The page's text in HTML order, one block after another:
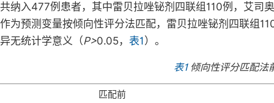
共纳入477例患者，其中雷贝拉唑铋剂四联组110例，艾司
作为预测变量按倾向性评分法匹配，雷贝拉唑铋剂四联组
异无统计学意义（P>0.05， 表1）。
表1倾向性评分匹配法
匹配前